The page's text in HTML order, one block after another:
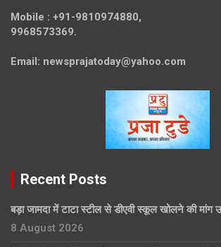
Mobile : +91-9810974880,
9968573369.
Email: newsprajatoday@yahoo.com
Recent Posts
बड़ा जामदा में टाटा स्टील से डीएवी स्कूल खोलने की मांग
8 August 2026